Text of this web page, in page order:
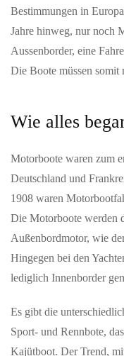
JUNI 01, 2026
ZURZACH Care
Leitung stärken die
MAI 26, 2026
Mit dem
Die Wirtschaftlichkeit
berechnen Zukunft
Bestimmungen in
Jahre hinweg, nur noch
Aussenborder, eine
Die Boote müssen somit
Wie alles
Motorboote waren zum
Deutschland und
1908 waren
Die Motorboote werden
Außenbordmotor, wie
Hingegen bei den
lediglich Innenborder
Es gibt die
Sport- und Rennbote,
Kajütboot. Der Trend,